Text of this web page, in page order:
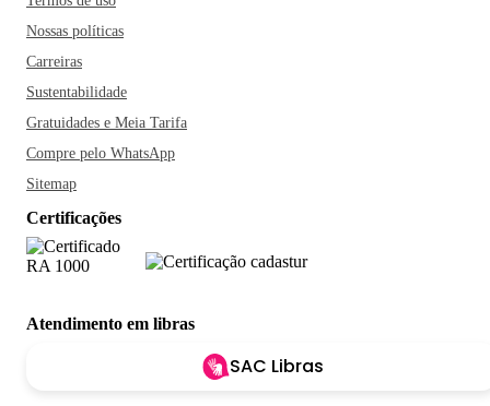
Nossas políticas
Carreiras
Sustentabilidade
Gratuidades e Meia Tarifa
Compre pelo WhatsApp
Sitemap
Certificações
Atendimento em libras
SAC Libras